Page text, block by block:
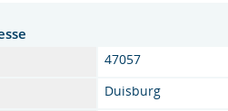
47057
Duisburg